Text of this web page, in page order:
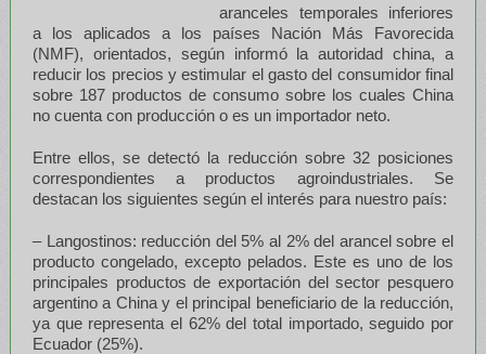
aranceles temporales inferiores
a los aplicados a los países Nación Más Favorecida
(NMF), orientados, según informó la autoridad china, a
reducir los precios y estimular el gasto del consumidor final
sobre 187 productos de consumo sobre los cuales China
no cuenta con producción o es un importador neto.
Entre ellos, se detectó la reducción sobre 32 posiciones
correspondientes a productos agroindustriales. Se
destacan los siguientes según el interés para nuestro país:
– Langostinos: reducción del 5% al 2% del arancel sobre el
producto congelado, excepto pelados. Este es uno de los
principales productos de exportación del sector pesquero
argentino a China y el principal beneficiario de la reducción,
ya que representa el 62% del total importado, seguido por
Ecuador (25%).